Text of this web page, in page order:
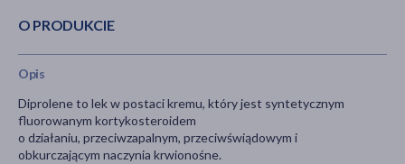
O PRODUKCIE
Opis
Diprolene to lek w postaci kremu, który jest syntetycznym
fluorowanym kortykosteroidem
o działaniu, przeciwzapalnym, przeciwświądowym i
obkurczającym naczynia krwionośne.